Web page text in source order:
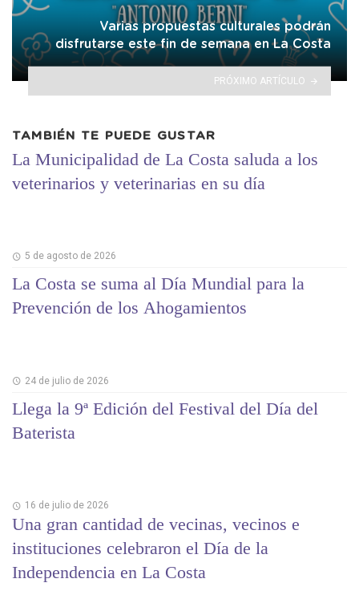
Varias propuestas culturales podrán
disfrutarse este fin de semana en La Costa
PRÓXIMO ARTÍCULO
TAMBIÉN TE PUEDE GUSTAR
La Municipalidad de La Costa saluda a los
veterinarios y veterinarias en su día
5 de agosto de 2026
La Costa se suma al Día Mundial para la
Prevención de los Ahogamientos
24 de julio de 2026
Llega la 9ª Edición del Festival del Día del
Baterista
16 de julio de 2026
Una gran cantidad de vecinas, vecinos e
instituciones celebraron el Día de la
Independencia en La Costa